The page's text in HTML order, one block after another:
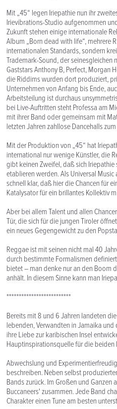
Mit „45“ legen Iriepathie nun ihr
Irievibrations-Studio aufgenommen
Zukunft stehen einige internationale
Album „Born dead with life“, mehrere
internationalen Standards, sondern
Trademark-Sound, der
Gaststars Anthony B, Perfect, Morgan
die Riddims wurden dort produziert,
Unternehmen von Anfang bis Ende,
Arbeitsteilung ist durchaus
bei Live-Auftritten steht Professa am
mit ihrer Band oder gemeinsam mit
letzten Jahren zahllose Dancehalls
Mit der Produktion von „45“ hat
international nur wenige Künstler, die
gibt keinen Zweifel, daß sich
etablieren werden. Als Universal
schnell klar, daß hier die Chancen für
Katalysator für ein brillantes Kollektiv
Aber bei allem Talent und allen
Tür, die sich für die jungen Tiroler
ein neues Gegengewicht zu den
Reggae ist mit seinen nicht mal 40
durch bestimmte Formalismen
bietet – man denke nur an den Boom
anhält. In diesem Sinne kann man
**************************
Bereits mit 8 und 6 Jahren landeten
lebenden, Verwandten in Jamaika
ihre Liebe zur karibischen Insel
Hauptinspirationsquelle für die beiden
Abwechslung und
beschreiben. Neben selbst
Bands zurück. Im Großen und
Buccaneers' zusammen. Jede Band
Charakter einen Tune am besten